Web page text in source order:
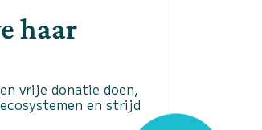
haar
vrije donatie doen,
en strijd